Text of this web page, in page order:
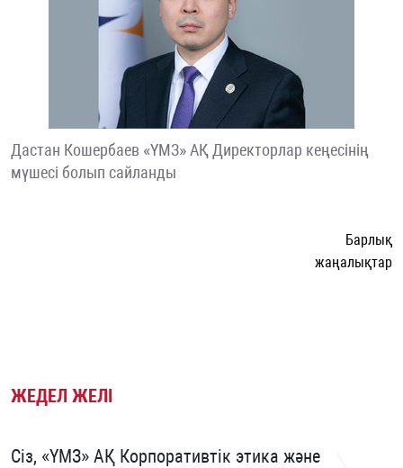
Дастан Кошербаев «ҮМЗ» АҚ Директорлар кеңесінің
мүшесі болып сайланды
Барлық
жаңалықтар
ЖЕДЕЛ ЖЕЛІ
Сіз, «ҮМЗ» АҚ Корпоративтік этика және